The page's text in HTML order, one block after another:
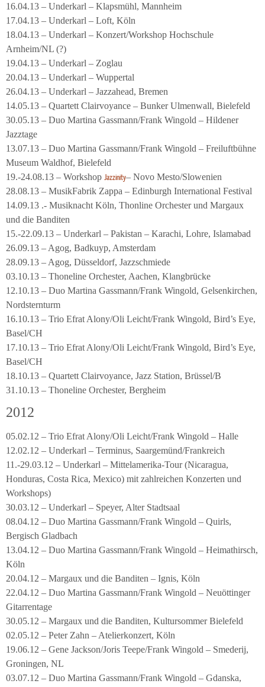
16.04.13 – Underkarl – Klapsmühl, Mannheim
17.04.13 – Underkarl – Loft, Köln
18.04.13 – Underkarl – Konzert/Workshop Hochschule
Arnheim/NL (?)
19.04.13 – Underkarl – Zoglau
20.04.13 – Underkarl – Wuppertal
26.04.13 – Underkarl – Jazzahead, Bremen
14.05.13 – Quartett Clairvoyance – Bunker Ulmenwall, Bielefeld
30.05.13 – Duo Martina Gassmann/Frank Wingold – Hildener
Jazztage
13.07.13 – Duo Martina Gassmann/Frank Wingold – Freiluftbühne
Museum Waldhof, Bielefeld
19.-24.08.13 – Workshop Jazzinity– Novo Mesto/Slowenien
28.08.13 – MusikFabrik Zappa – Edinburgh International Festival
14.09.13 .- Musiknacht Köln, Thonline Orchester und Margaux
und die Banditen
15.-22.09.13 – Underkarl – Pakistan – Karachi, Lohre, Islamabad
26.09.13 – Agog, Badkuyp, Amsterdam
28.09.13 – Agog, Düsseldorf, Jazzschmiede
03.10.13 – Thoneline Orchester, Aachen, Klangbrücke
12.10.13 – Duo Martina Gassmann/Frank Wingold, Gelsenkirchen,
Nordsternturm
16.10.13 – Trio Efrat Alony/Oli Leicht/Frank Wingold, Bird’s Eye,
Basel/CH
17.10.13 – Trio Efrat Alony/Oli Leicht/Frank Wingold, Bird’s Eye,
Basel/CH
18.10.13 – Quartett Clairvoyance, Jazz Station, Brüssel/B
31.10.13 – Thoneline Orchester, Bergheim
2012
05.02.12 – Trio Efrat Alony/Oli Leicht/Frank Wingold – Halle
12.02.12 – Underkarl – Terminus, Saargemünd/Frankreich
11.-29.03.12 – Underkarl – Mittelamerika-Tour (Nicaragua,
Honduras, Costa Rica, Mexico) mit zahlreichen Konzerten und
Workshops)
30.03.12 – Underkarl – Speyer, Alter Stadtsaal
08.04.12 – Duo Martina Gassmann/Frank Wingold – Quirls,
Bergisch Gladbach
13.04.12 – Duo Martina Gassmann/Frank Wingold – Heimathirsch,
Köln
20.04.12 – Margaux und die Banditen – Ignis, Köln
22.04.12 – Duo Martina Gassmann/Frank Wingold – Neuöttinger
Gitarrentage
30.05.12 – Margaux und die Banditen, Kultursommer Bielefeld
02.05.12 – Peter Zahn – Atelierkonzert, Köln
19.06.12 – Gene Jackson/Joris Teepe/Frank Wingold – Smederij,
Groningen, NL
03.07.12 – Duo Martina Gassmann/Frank Wingold – Gdanska,